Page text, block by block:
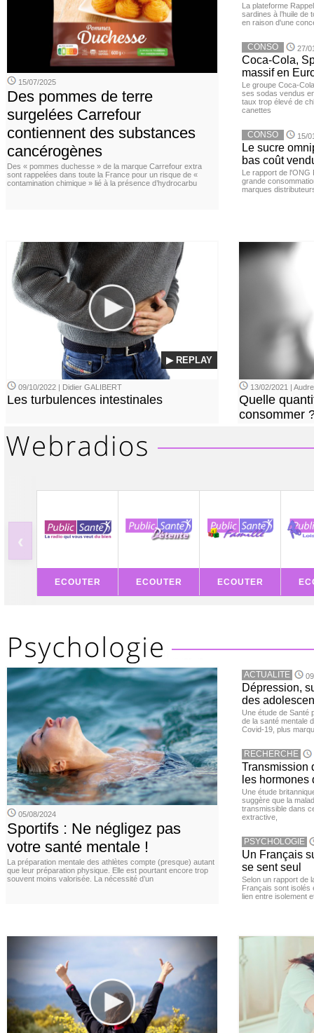
15/07/2025
Des pommes de terre
surgelées Carrefour
contiennent des substances
cancérogènes
Des « pommes duchesse » de la marque Carrefour extra
sont rappelées dans toute la France pour un risque de «
contamination chimique » lié à la présence d’hydrocarbu
La plateforme
sardines à l’huile de
en raison d'une
CONSO 27/
Coca-Cola,
massif en
Le groupe Coca-
ses sodas vendus
taux trop élevé de
canettes
CONSO 15/
Le sucre
bas coût
Le rapport de l'ONG
grande
marques
▶ REPLAY
09/10/2022 | Didier GALIBERT
Les turbulences intestinales
13/02/2021 |
Quelle
consommer
‹
ECOUTER ECOUTER ECOUTER
05/08/2024
Sportifs : Ne négligez pas
votre santé mentale !
La préparation mentale des athlètes compte (presque) autant
que leur préparation physique. Elle est pourtant encore trop
souvent moins valorisée. La nécessité d’un
ACTUALITE
Dépression,
des
Une étude de Santé
de la santé mentale
Covid-19, plus
RECHERCHE
Transmission
les hormones
Une étude
suggère que la
transmissible dans
extractive,
PSYCHOLOGIE
Un Français
se sent seul
Selon un rapport de
Français sont isolés
lien entre isolement